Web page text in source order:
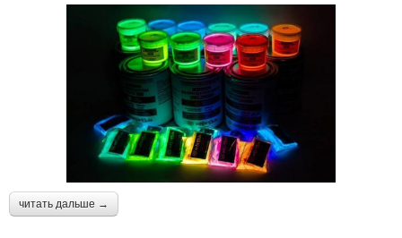
читать дальше →